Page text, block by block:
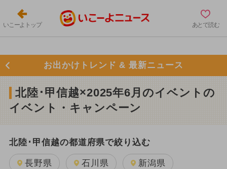
いこーよトップ あとで読む
お出かけトレンド & 最新ニュース
北陸･甲信越×2025年6月のイベントの
イベント・キャンペーン
北陸･甲信越の都道府県で絞り込む
長野県 石川県 新潟県